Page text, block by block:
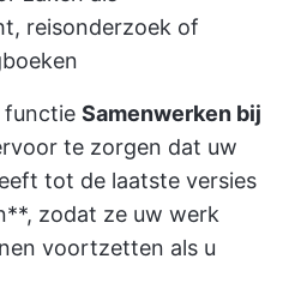
reisonderzoek of
functie Samenwerken bij
te zorgen dat uw
tot de laatste versies
zodat ze uw werk
voortzetten als u